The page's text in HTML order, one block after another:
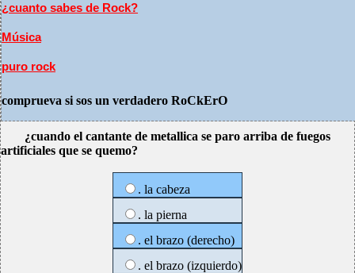
¿cuanto sabes de Rock?
Música
puro rock
comprueva si sos un verdadero RoCkErO
¿cuando el cantante de metallica se paro arriba de fuegos
artificiales que se quemo?
. la cabeza
. la pierna
. el brazo (derecho)
. el brazo (izquierdo)